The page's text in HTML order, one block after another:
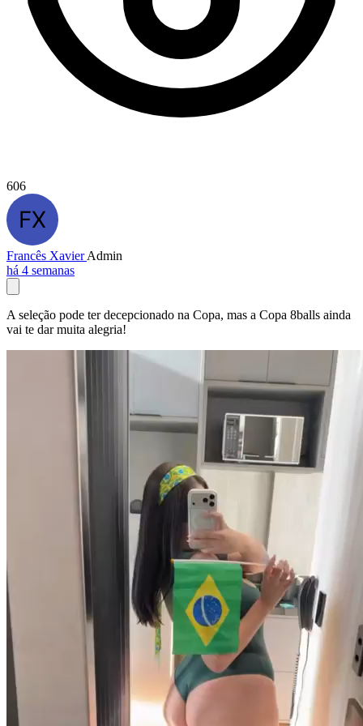
606
Francês XavierAdmin
há 4 semanas
A seleção pode ter decepcionado na Copa, mas a Copa 8balls ainda
vai te dar muita alegria!